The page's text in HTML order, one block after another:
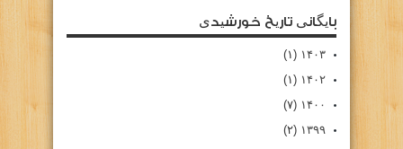
بایگانی تاریخ خورشیدی
۱۴۰۳ (۱)
۱۴۰۲ (۱)
۱۴۰۰ (۷)
۱۳۹۹ (۲)